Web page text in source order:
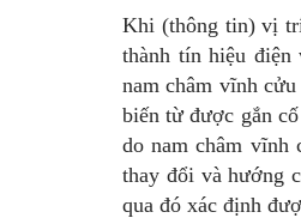
Khi (thông tin) vị
thành tín hiệu điện
nam châm vĩnh
biến từ được gắn
do nam châm vĩnh
thay đổi và hướng
qua đó xác định